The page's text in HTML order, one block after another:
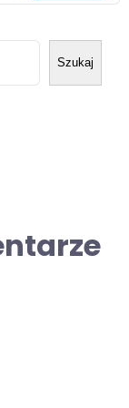
Szukaj